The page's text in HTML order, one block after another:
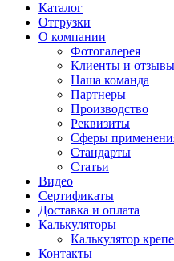
Каталог
Отгрузки
О компании
Фотогалерея
Клиенты и отзывы
Наша команда
Партнеры
Производство
Реквизиты
Сферы
Стандарты
Статьи
Видео
Сертификаты
Доставка и оплата
Калькуляторы
Калькулятор
Контакты